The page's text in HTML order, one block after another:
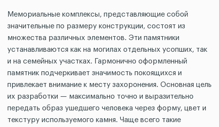
Мемориальные комплексы, представляющие собой
значительные по размеру конструкции, состоят из
множества различных элементов. Эти памятники
устанавливаются как на могилах отдельных усопших, так
и на семейных участках. Гармонично оформленный
памятник подчеркивает значимость покоящихся и
привлекает внимание к месту захоронения. Основная цель
их разработки — максимально точно и выразительно
передать образ ушедшего человека через форму, цвет и
текстуру используемого камня. Чаще всего такие